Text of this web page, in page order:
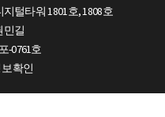
털타워 1801호, 1808호
민길
-0761호
확인